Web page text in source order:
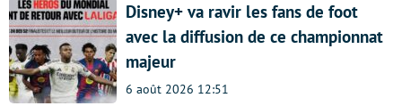
Disney+ va ravir les fans de foot
avec la diffusion de ce championnat
majeur
6 août 2026 12:51